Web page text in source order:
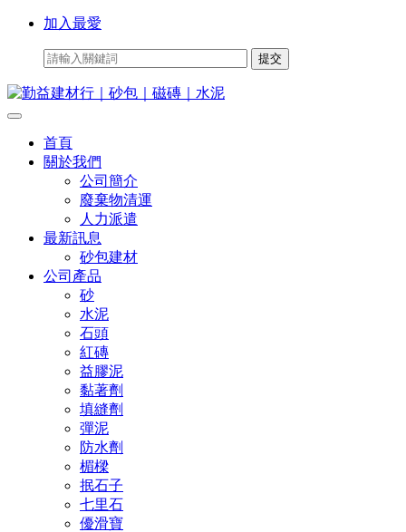
加入最愛
首頁
關於我們
公司簡介
廢棄物清運
人力派遣
最新訊息
砂包建材
公司產品
砂
水泥
石頭
紅磚
益膠泥
黏著劑
填縫劑
彈泥
防水劑
楣樑
抿石子
七里石
優滑寶